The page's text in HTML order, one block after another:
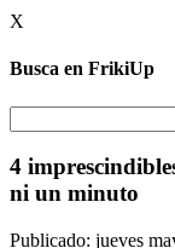
X
Busca en FrikiUp
4
ni un minuto
Publicado: jueves